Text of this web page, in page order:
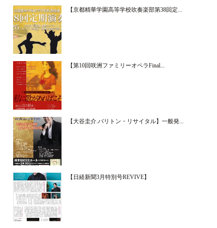
【京都精華学園高等学校吹奏楽部第38回定...
【第10回咲洲ファミリーオペラFinal...
【大谷圭介.バリトン・リサイタル】一般発...
【日経新聞3月特別号REVIVE】